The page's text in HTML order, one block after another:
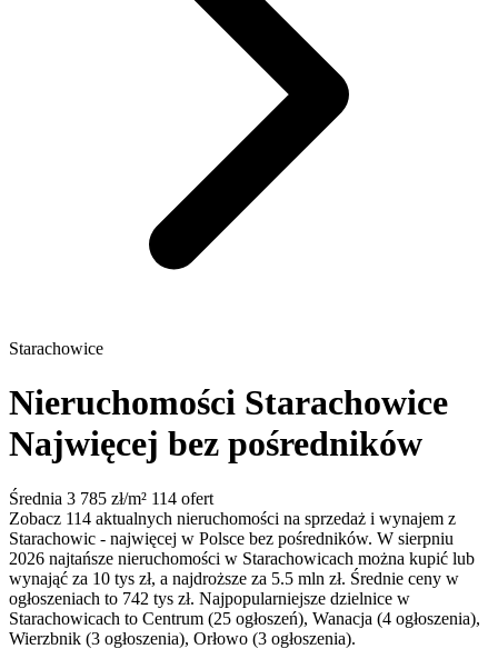
Starachowice
Nieruchomości Starachowice
Najwięcej bez pośredników
Średnia 3 785 zł/m² 114 ofert
Zobacz 114 aktualnych nieruchomości na sprzedaż i wynajem z
Starachowic - najwięcej w Polsce bez pośredników. W sierpniu
2026 najtańsze nieruchomości w Starachowicach można kupić lub
wynająć za 10 tys zł, a najdroższe za 5.5 mln zł. Średnie ceny w
ogłoszeniach to 742 tys zł. Najpopularniejsze dzielnice w
Starachowicach to Centrum (25 ogłoszeń), Wanacja (4 ogłoszenia),
Wierzbnik (3 ogłoszenia), Orłowo (3 ogłoszenia).